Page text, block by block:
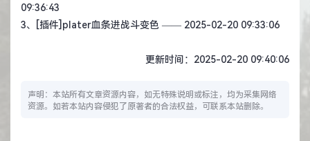
09:36:43
3、
[插件]plater血条进战斗变色 —— 2025-02-20 09:33:06
更新时间：2025-02-20 09:40:06
声明：本站所有文章资源内容，如无特殊说明或标注，均为采集网络
资源。如若本站内容侵犯了原著者的合法权益，可联系本站删除。